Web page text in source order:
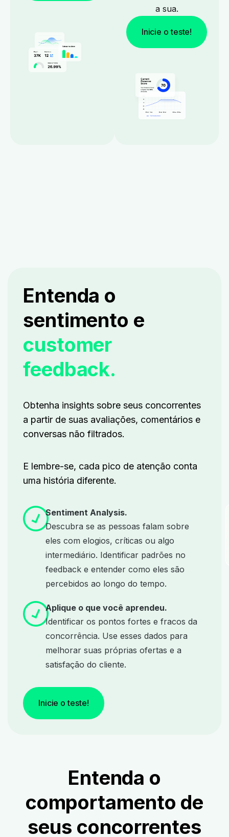
a sua.
Inicie o teste!
Entenda o
sentimento e
customer
feedback.
Obtenha insights sobre seus concorrentes
a partir de suas avaliações, comentários e
conversas não filtrados.
E lembre-se, cada pico de atenção conta
uma história diferente.
Sentiment Analysis.
Descubra se as pessoas falam sobre
eles com elogios, críticas ou algo
intermediário. Identificar padrões no
feedback e entender como eles são
percebidos ao longo do tempo.
Aplique o que você aprendeu.
Identificar os pontos fortes e fracos da
concorrência. Use esses dados para
melhorar suas próprias ofertas e a
satisfação do cliente.
Inicie o teste!
Entenda o
comportamento de
seus concorrentes